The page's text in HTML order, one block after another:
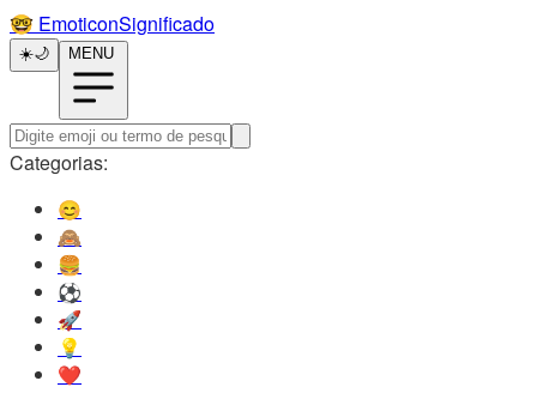
🤓️ EmoticonSignificado
☀️🌙 MENU
Categorias:
😊️
🙈️
🍔️
⚽️
🚀️
💡️
❤️